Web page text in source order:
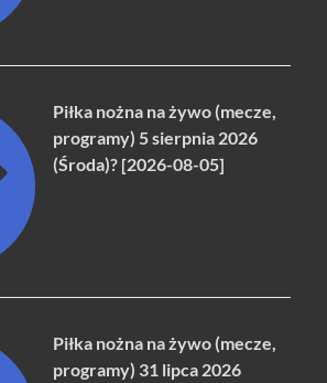
Piłka nożna na żywo (mecze,
programy) 5 sierpnia 2026
(Środa)? [2026-08-05]
Piłka nożna na żywo (mecze,
programy) 31 lipca 2026